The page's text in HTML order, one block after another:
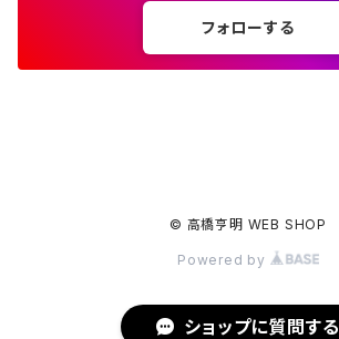
フォローする
© 高橋亨明 WEB SHOP
Powered by
ショップに質問する